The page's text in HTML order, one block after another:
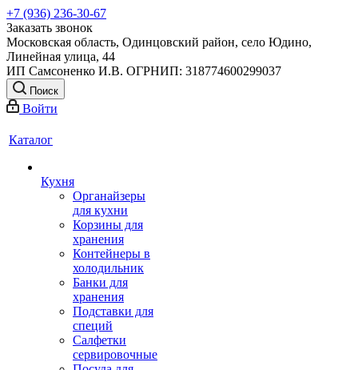
+7 (936) 236-30-67
Заказать звонок
Московская область, Одинцовский район, село Юдино,
Линейная улица, 44
ИП Самсоненко И.В. ОГРНИП: 318774600299037
Поиск
Войти
Каталог
Кухня
Органайзеры
для кухни
Корзины для
хранения
Контейнеры в
холодильник
Банки для
хранения
Подставки для
специй
Салфетки
сервировочные